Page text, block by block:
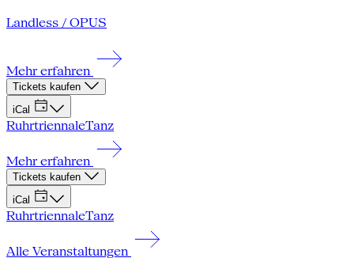
Landless / OPUS
Mehr erfahren
Tickets kaufen
iCal
RuhrtriennaleTanz
Mehr erfahren
Tickets kaufen
iCal
RuhrtriennaleTanz
Alle Veranstaltungen